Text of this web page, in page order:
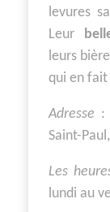
levures
Leur
leurs
qui en
Adresse :
Saint-
Les
lundi au